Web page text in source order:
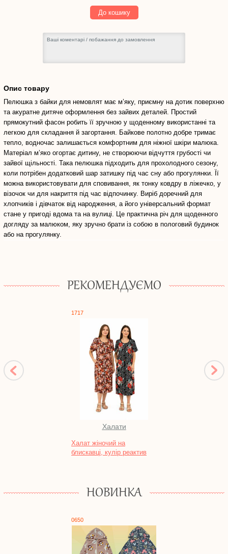
До кошику
Опис товару
Пелюшка з байки для немовлят має м’яку, приємну на дотик поверхню
та акуратне дитяче оформлення без зайвих деталей. Простий
прямокутний фасон робить її зручною у щоденному використанні та
легкою для складання й загортання. Байкове полотно добре тримає
тепло, водночас залишається комфортним для ніжної шкіри малюка.
Матеріал м’яко огортає дитину, не створюючи відчуття грубості чи
зайвої щільності. Така пелюшка підходить для прохолодного сезону,
коли потрібен додатковий шар затишку під час сну або прогулянки. Її
можна використовувати для сповивання, як тонку ковдру в ліжечко, у
візочок чи для накриття під час відпочинку. Виріб доречний для
хлопчиків і дівчаток від народження, а його універсальний формат
стане у пригоді вдома та на вулиці. Це практична річ для щоденного
догляду за малюком, яку зручно брати із собою в пологовий будинок
або на прогулянку.
РЕКОМЕНДУЄМО
1717
Халати
Халат жіночий на
блискавці, кулір реактив
НОВИНКА
0650